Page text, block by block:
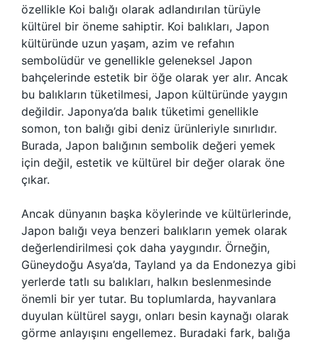
özellikle Koi balığı olarak adlandırılan türüyle
kültürel bir öneme sahiptir. Koi balıkları, Japon
kültüründe uzun yaşam, azim ve refahın
sembolüdür ve genellikle geleneksel Japon
bahçelerinde estetik bir öğe olarak yer alır. Ancak
bu balıkların tüketilmesi, Japon kültüründe yaygın
değildir. Japonya’da balık tüketimi genellikle
somon, ton balığı gibi deniz ürünleriyle sınırlıdır.
Burada, Japon balığının sembolik değeri yemek
için değil, estetik ve kültürel bir değer olarak öne
çıkar.
Ancak dünyanın başka köylerinde ve kültürlerinde,
Japon balığı veya benzeri balıkların yemek olarak
değerlendirilmesi çok daha yaygındır. Örneğin,
Güneydoğu Asya’da, Tayland ya da Endonezya gibi
yerlerde tatlı su balıkları, halkın beslenmesinde
önemli bir yer tutar. Bu toplumlarda, hayvanlara
duyulan kültürel saygı, onları besin kaynağı olarak
görme anlayışını engellemez. Buradaki fark, balığa